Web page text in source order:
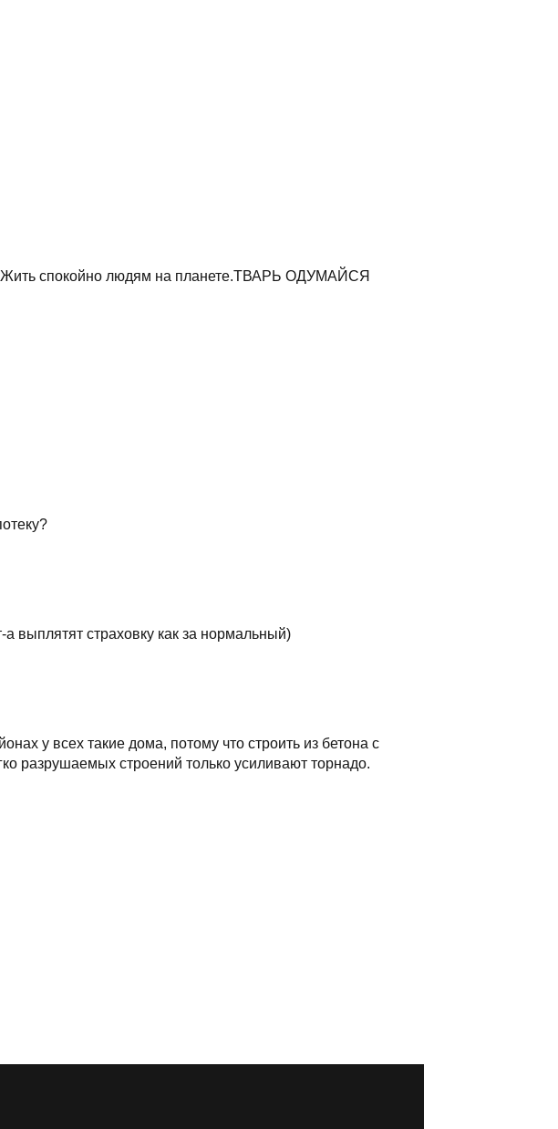
спокойно людям на планете.ТВАРЬ ОДУМАЙСЯ
выплятят страховку как за нормальный)
у всех такие дома, потому что строить из бетона с
разрушаемых строений только усиливают торнадо.